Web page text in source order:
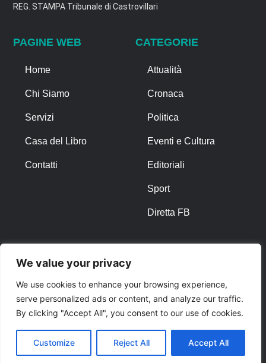
We value your privacy
We use cookies to enhance your browsing experience,
serve personalized ads or content, and analyze our traffic.
By clicking "Accept All", you consent to our use of cookies.
Customize Reject All Accept All
REG. STAMPA Tribunale di Castrovillari
PAGINE WEB
Home
Chi Siamo
Servizi
Casa del Libro
Contatti
CATEGORIE
Attualità
Cronaca
Politica
Eventi e Cultura
Editoriali
Sport
Diretta FB
Privacy Policy